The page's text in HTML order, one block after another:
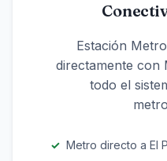
Estación
directamente con
todo el
Metro directo a El